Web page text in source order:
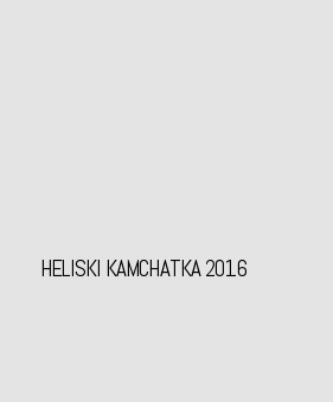
HELISKI KAMCHATKA 2016